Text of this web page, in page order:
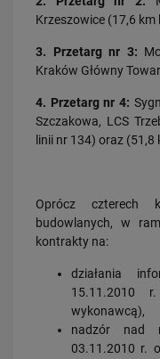
Krzeszowice (17,6 km
3. Przetarg nr 3:
Kraków Główny
4. Przetarg nr 4:
Szczakowa, LCS
linii nr 134) oraz (51,8
Oprócz czterech
budowlanych, w
kontrakty na:
działania
15.11.2010
wykonawcą),
nadzór nad
03.11.2010 r.